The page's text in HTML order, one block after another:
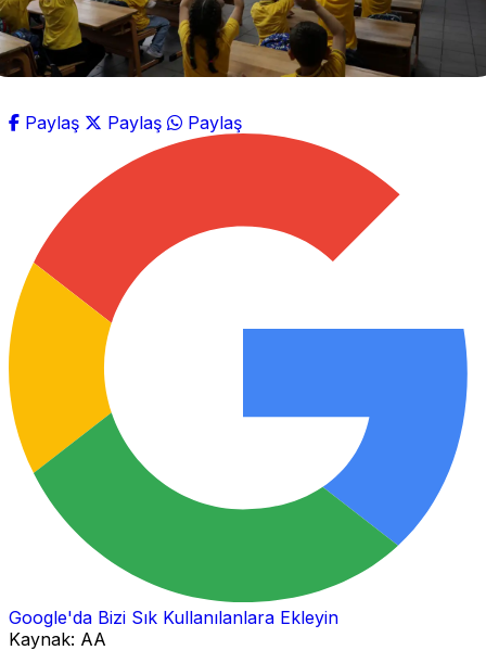
Paylaş Paylaş Paylaş
Google'da Bizi Sık Kullanılanlara Ekleyin
Kaynak: AA